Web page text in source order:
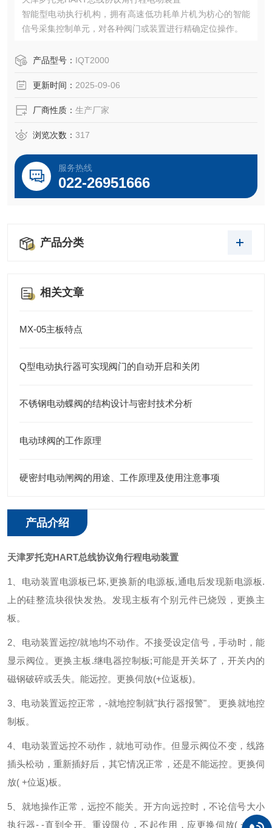
智能型电动执行机构，拥有高速低功耗单片机为枋心的智能
信号采集控制单元，对各种阀门或装置进行精确定位操作。
产品型号： IQT2000
更新时间： 2025-09-06
厂商性质： 生产厂家
浏览次数： 317
服务热线
022-26951666
产品分类
相关文章
MX-05主板特点
Q型电动执行器可实现阀门的自动开启和关闭
不锈钢电动蝶阀的结构设计与密封技术分析
电动球阀的工作原理
硬密封电动闸阀的用途、工作原理及使用注意事项
产品介绍
天津罗托克HART总线协议角行程电动装置
1、电动装置电源板已坏,更换新的电源板,通电后发现新电源板.
上的硅整流块很快发热。发现主板有个别元件已烧毁，更换主
板。
2、电动装置远控/就地均不动作。不接受设定信号，手动时，能
显示阀位。更换主板.继电器控制板;可能是开关坏了，开关内的
磁钢破碎或丢失。能远控。更换伺放(+位返板)。
3、电动装置远控正常，-就地控制就"执行器报警"。 更换就地控
制板。
4、电动装置远控不动作，就地可动作。但显示阀位不变，线路
插头松动，重新插好后，其它情况正常，还是不能远控。更换伺
放( +位返)板。
5、就地操作正常，远控不能关。开方向远控时，不论信号大小
执行器- -直到全开。重设限位，不起作用，应更换伺放( +位返